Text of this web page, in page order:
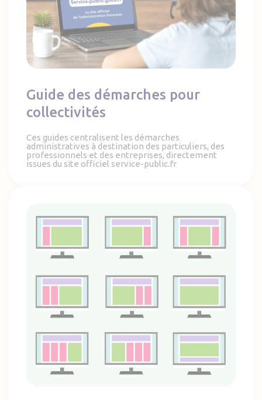
Guide des démarches pour
collectivités
Ces guides centralisent les démarches
administratives à destination des particuliers, des
professionnels et des entreprises, directement
issues du site officiel service-public.fr